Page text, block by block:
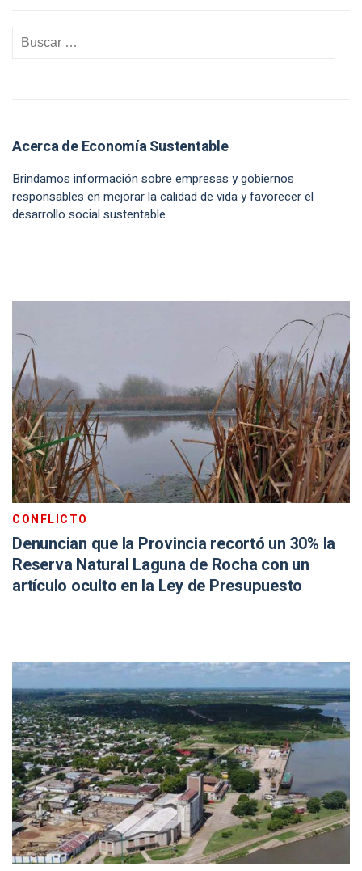
Acerca de Economía Sustentable
Brindamos información sobre empresas y gobiernos
responsables en mejorar la calidad de vida y favorecer el
desarrollo social sustentable.
CONFLICTO
Denuncian que la Provincia recortó un 30% la
Reserva Natural Laguna de Rocha con un
artículo oculto en la Ley de Presupuesto